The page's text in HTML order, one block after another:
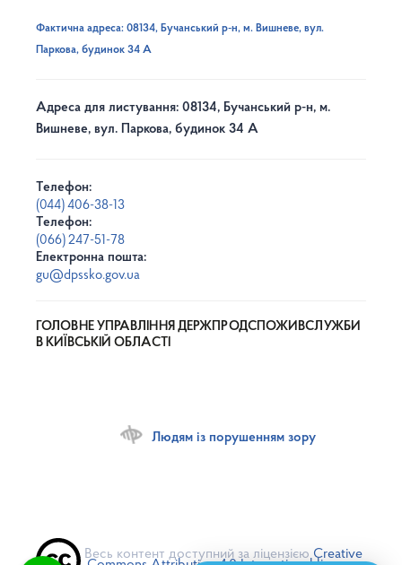
Фактична адреса: 08134, Бучанський р-н, м. Вишневе, вул.
Паркова, будинок 34 А
Адреса для листування: 08134, Бучанський р-н, м.
Вишневе, вул. Паркова, будинок 34 А
Телефон:
(044) 406-38-13
Телефон:
(066) 247-51-78
Електронна пошта:
gu@dpssko.gov.ua
ГОЛОВНЕ УПРАВЛІННЯ ДЕРЖПРОДСПОЖИВСЛУЖБИ
В КИЇВСЬКІЙ ОБЛАСТІ
Людям із порушенням зору
Весь контент доступний за ліцензієюCreative